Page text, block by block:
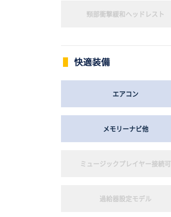
頸部衝撃緩和ヘッドレスト
快適装備
エアコン
メモリーナビ他
ミュージックプレイヤー接続可
過給器設定モデル